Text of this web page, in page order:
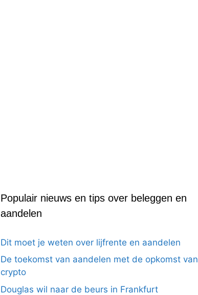
Populair nieuws en tips over beleggen en
aandelen
Dit moet je weten over lijfrente en aandelen
De toekomst van aandelen met de opkomst van
crypto
Douglas wil naar de beurs in Frankfurt